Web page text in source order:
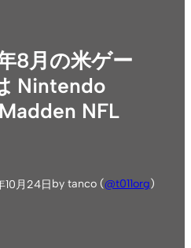
8月の米ゲー
Nintendo
NFL
10月24日by tanco (@t011org)